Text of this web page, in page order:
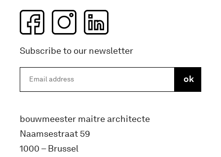
Subscribe to our newsletter
bouwmeester maitre architecte
Naamsestraat 59
1000 – Brussel